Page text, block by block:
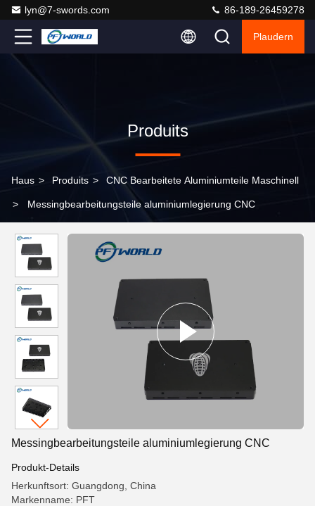
lyn@7-swords.com 86-189-26459278
Plaudern
Produits
Haus > Produits > CNC Bearbeitete Aluminiumteile Maschinell
> Messingbearbeitungsteile aluminiumlegierung CNC
Messingbearbeitungsteile aluminiumlegierung CNC
Produkt-Details
Herkunftsort: Guangdong, China
Markenname: PFT